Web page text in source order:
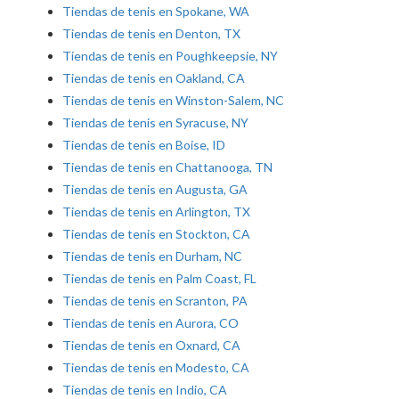
Tiendas de tenis en Spokane, WA
Tiendas de tenis en Denton, TX
Tiendas de tenis en Poughkeepsie, NY
Tiendas de tenis en Oakland, CA
Tiendas de tenis en Winston-Salem, NC
Tiendas de tenis en Syracuse, NY
Tiendas de tenis en Boise, ID
Tiendas de tenis en Chattanooga, TN
Tiendas de tenis en Augusta, GA
Tiendas de tenis en Arlington, TX
Tiendas de tenis en Stockton, CA
Tiendas de tenis en Durham, NC
Tiendas de tenis en Palm Coast, FL
Tiendas de tenis en Scranton, PA
Tiendas de tenis en Aurora, CO
Tiendas de tenis en Oxnard, CA
Tiendas de tenis en Modesto, CA
Tiendas de tenis en Indio, CA